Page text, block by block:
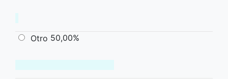
Otro 50,00%